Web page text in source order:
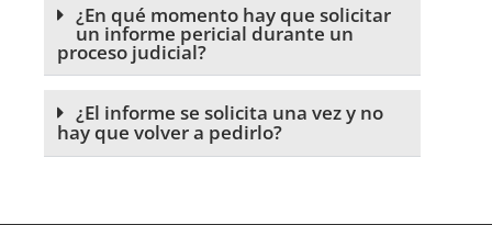
¿En qué momento hay que solicitar
un informe pericial durante un
proceso judicial?
¿El informe se solicita una vez y no
hay que volver a pedirlo?